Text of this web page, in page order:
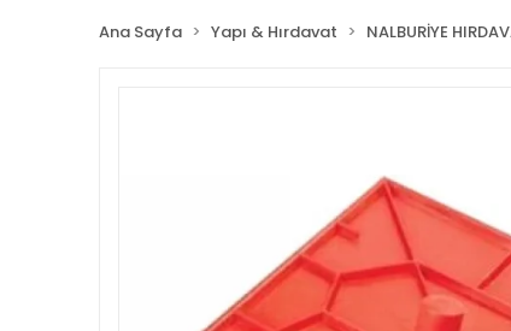
Ana Sayfa Yapı & Hırdavat NALBURİYE